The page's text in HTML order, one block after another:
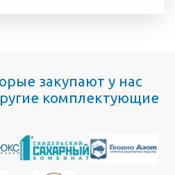
закупают у нас
комплектующие